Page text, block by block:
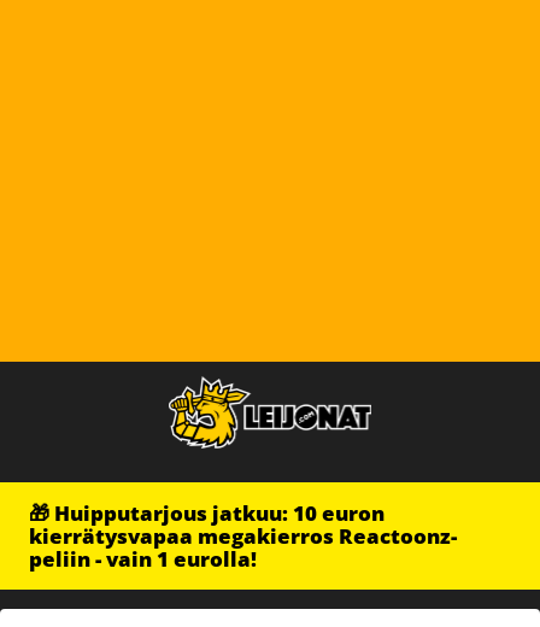
🎁 Huipputarjous jatkuu: 10 euron
kierrätysvapaa megakierros Reactoonz-
peliin - vain 1 eurolla!